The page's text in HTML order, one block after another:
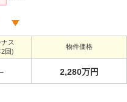
ス
回)
物件価格
－ 2,280万円